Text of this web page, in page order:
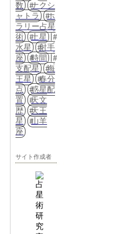
数
ナクシ
ャトラ
ホ
ラリー占星
術
土星
水星
射手
座
時間
支配星
海
王星
春分
点
惑星配
置
天文
歴
天王
星
山羊
座
サイト作成者